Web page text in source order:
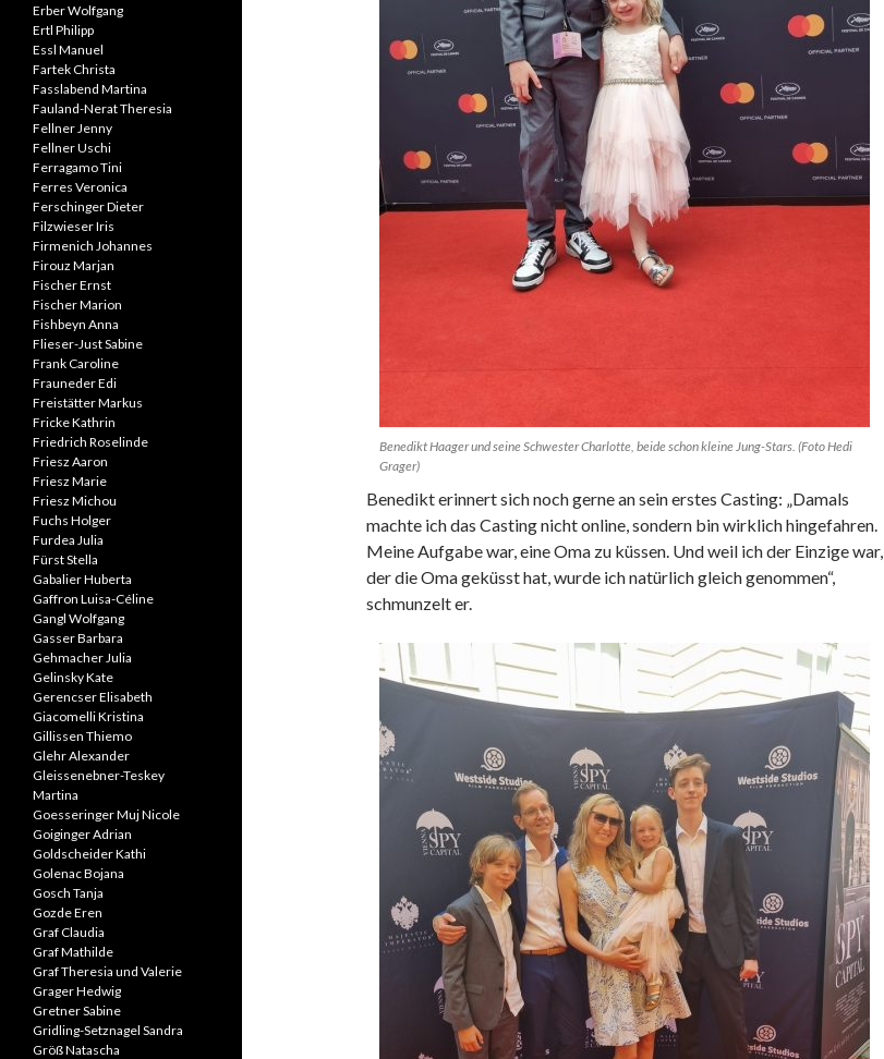
Benedikt Haager und seine Schwester Charlotte, beide schon kleine Jung-Stars. (Foto Hedi
Grager)
Benedikt erinnert sich noch gerne an sein erstes Casting: „Damals
machte ich das Casting nicht online, sondern bin wirklich hingefahren.
Meine Aufgabe war, eine Oma zu küssen. Und weil ich der Einzige war,
der die Oma geküsst hat, wurde ich natürlich gleich genommen“,
schmunzelt er.
Erber Wolfgang
Ertl Philipp
Essl Manuel
Fartek Christa
Fasslabend Martina
Fauland-Nerat Theresia
Fellner Jenny
Fellner Uschi
Ferragamo Tini
Ferres Veronica
Ferschinger Dieter
Filzwieser Iris
Firmenich Johannes
Firouz Marjan
Fischer Ernst
Fischer Marion
Fishbeyn Anna
Flieser-Just Sabine
Frank Caroline
Frauneder Edi
Freistätter Markus
Fricke Kathrin
Friedrich Roselinde
Friesz Aaron
Friesz Marie
Friesz Michou
Fuchs Holger
Furdea Julia
Fürst Stella
Gabalier Huberta
Gaffron Luisa-Céline
Gangl Wolfgang
Gasser Barbara
Gehmacher Julia
Gelinsky Kate
Gerencser Elisabeth
Giacomelli Kristina
Gillissen Thiemo
Glehr Alexander
Gleissenebner-Teskey
Martina
Goesseringer Muj Nicole
Goiginger Adrian
Goldscheider Kathi
Golenac Bojana
Gosch Tanja
Gozde Eren
Graf Claudia
Graf Mathilde
Graf Theresia und Valerie
Grager Hedwig
Gretner Sabine
Gridling-Setznagel Sandra
Größ Natascha